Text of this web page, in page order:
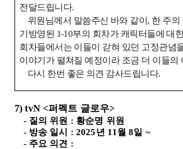
전달드립니다.
위원님께서 말씀주신 바와 같이 , 한 주의
기방영된 1-10부의 회차가 캐릭터들에 대
회차들에서는 이들이 갇혀 있던 고정관념
이야기가 펼쳐질 예정이라 조금 더 이들
다시 한번 좋은 의견 감사드립니다.
7) tvN <퍼펙트 글로우>
- 질의 위원 : 황순명 위원
- 방송 일시 : 2025년 11 월8일 ~
- 주요 의견 :